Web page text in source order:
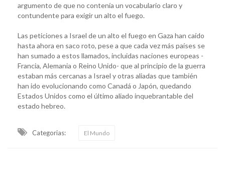
argumento de que no contenía un vocabulario claro y
contundente para exigir un alto el fuego.
Las peticiones a Israel de un alto el fuego en Gaza han caído
hasta ahora en saco roto, pese a que cada vez más países se
han sumado a estos llamados, incluidas naciones europeas -
Francia, Alemania o Reino Unido- que al principio de la guerra
estaban más cercanas a Israel y otras aliadas que también
han ido evolucionando como Canadá o Japón, quedando
Estados Unidos como el último aliado inquebrantable del
estado hebreo.
Categorias: El Mundo